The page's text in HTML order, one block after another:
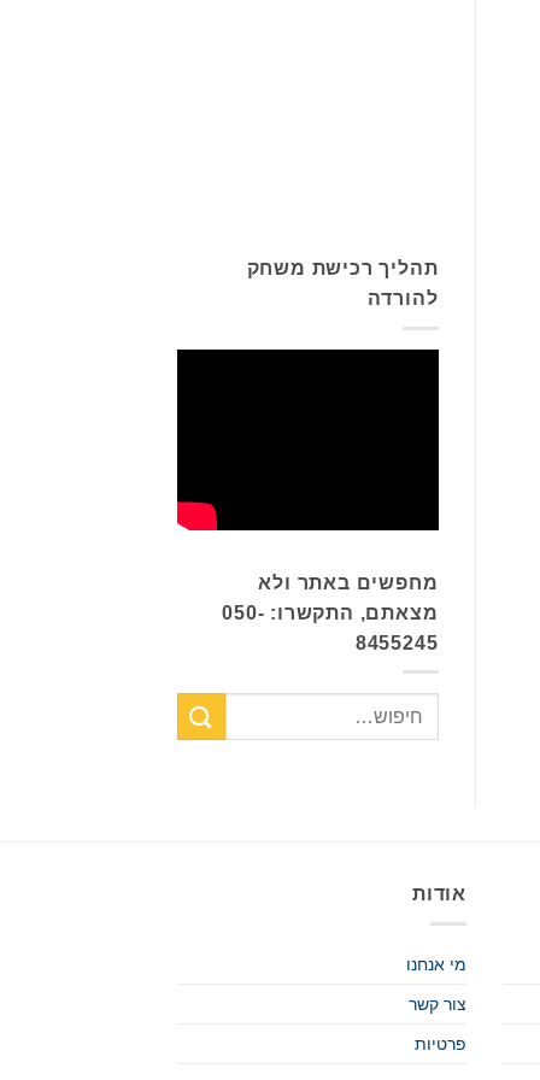
תהליך רכישת משחק
להורדה
מחפשים באתר ולא
מצאתם, התקשרו: 050-
8455245
אודות
מי אנחנו
צור קשר
פרטיות